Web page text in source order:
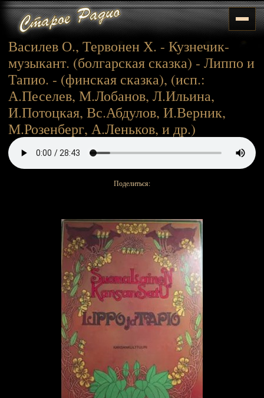
Василев О., Тервонен Х. - Кузнечик-
музыкант. (болгарская сказка) - Липпо и
Тапио. - (финская сказка), (исп.:
А.Песелев, М.Лобанов, Л.Ильина,
И.Потоцкая, Вс.Абдулов, И.Верник,
М.Розенберг, А.Леньков, и др.)
Поделиться: